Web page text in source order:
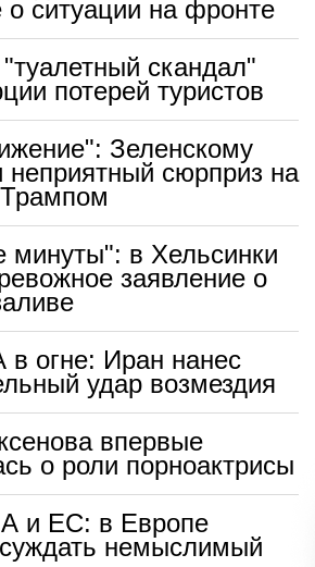
о ситуации на фронте
скандал"
потерей туристов
Зеленскому
неприятный сюрприз на
минуты": в Хельсинки
заявление о
огне: Иран нанес
удар возмездия
впервые
о роли порноактрисы
и ЕС: в Европе
немыслимый